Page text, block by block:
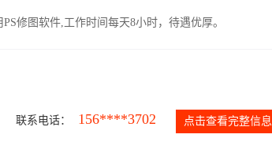
修图软件,工作时间每天8小时，待遇优厚。
联系电话： 156****3702 点击查看完整信息